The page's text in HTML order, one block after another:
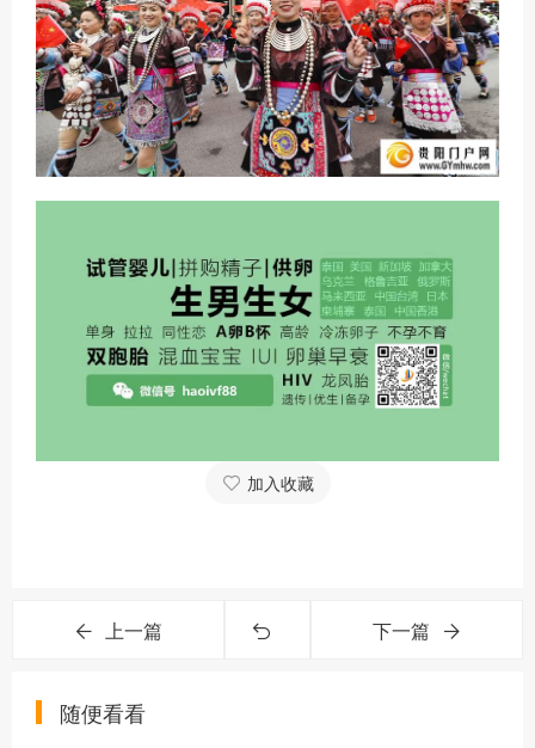
加入收藏
上一篇 下一篇
随便看看